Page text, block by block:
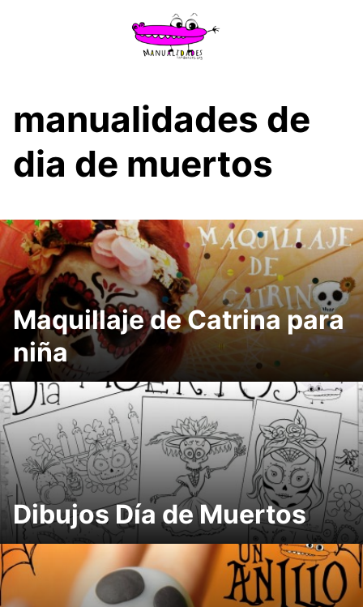
manualidades de
dia de muertos
Maquillaje de Catrina para
niña
Dibujos Día de Muertos